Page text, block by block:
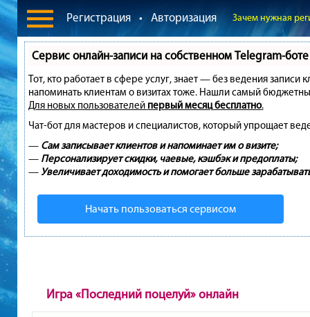
Регистрация • Авторизация Зачем нужная
Сервис онлайн-записи на собственном Telegram-боте
Тот, кто работает в сфере услуг, знает — без ведения
напоминать клиентам о визитах тоже. Нашли самый
Для новых пользователей первый месяц бесплатно.
Чат-бот для мастеров и специалистов, который упрощает
— Сам записывает клиентов и напоминает им о визите;
— Персонализирует скидки, чаевые, кэшбэк и предоплаты;
—Увеличивает доходимость и помогает больше
Начать пользоваться сервисом
Игра «Последний поцелуй» онлайн